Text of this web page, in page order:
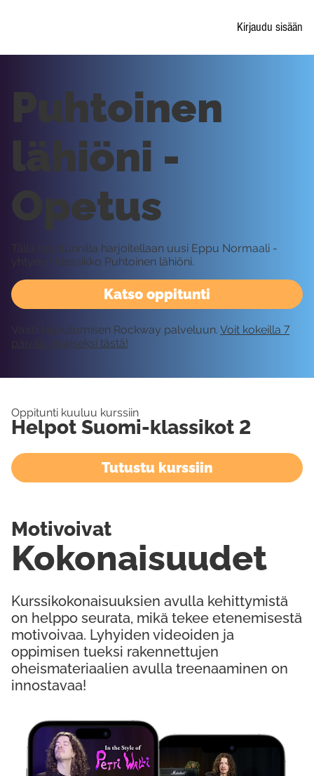
Kirjaudu sisään
Katso oppitunti
Puhtoinen
lähiöni -
Opetus
Tällä oppitunnilla harjoitellaan uusi Eppu Normaali -
yhtyeen klassikko Puhtoinen lähiöni.
Vaatii kirjautumisen Rockway palveluun. Voit kokeilla 7
päivää ilmaiseksi tästä!
Oppitunti kuuluu kurssiin
Helpot Suomi-klassikot 2
Tutustu kurssiin
Kurssikokonaisuuksien avulla kehittymistä
on helppo seurata, mikä tekee etenemisestä
motivoivaa. Lyhyiden videoiden ja
oppimisen tueksi rakennettujen
oheismateriaalien avulla treenaaminen on
innostavaa!
Kokonaisuudet
Motivoivat